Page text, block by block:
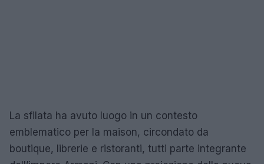
La sfilata ha avuto luogo in un contesto
emblematico per la maison, circondato da
boutique, librerie e ristoranti, tutti parte integrante